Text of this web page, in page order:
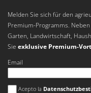
Melden Sie sich für den
Premium-Programms.
Garten, Landwirtschaft,
Sie exklusive Premium-
Email
Es ist ein Fehler aufgetreten
Acepto la